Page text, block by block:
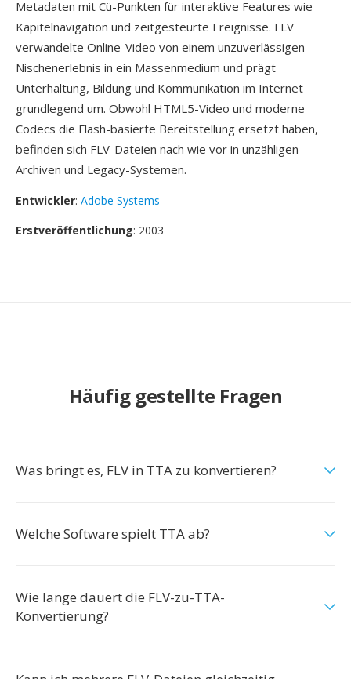
Metadaten mit Cü-Punkten für interaktive Features wie
Kapitelnavigation und zeitgesteürte Ereignisse. FLV
verwandelte Online-Video von einem unzuverlässigen
Nischenerlebnis in ein Massenmedium und prägt
Unterhaltung, Bildung und Kommunikation im Internet
grundlegend um. Obwohl HTML5-Video und moderne
Codecs die Flash-basierte Bereitstellung ersetzt haben,
befinden sich FLV-Dateien nach wie vor in unzähligen
Archiven und Legacy-Systemen.
Entwickler: Adobe Systems
Erstveröffentlichung: 2003
Häufig gestellte Fragen
Was bringt es, FLV in TTA zu konvertieren?
Welche Software spielt TTA ab?
Wie lange dauert die FLV-zu-TTA-
Konvertierung?